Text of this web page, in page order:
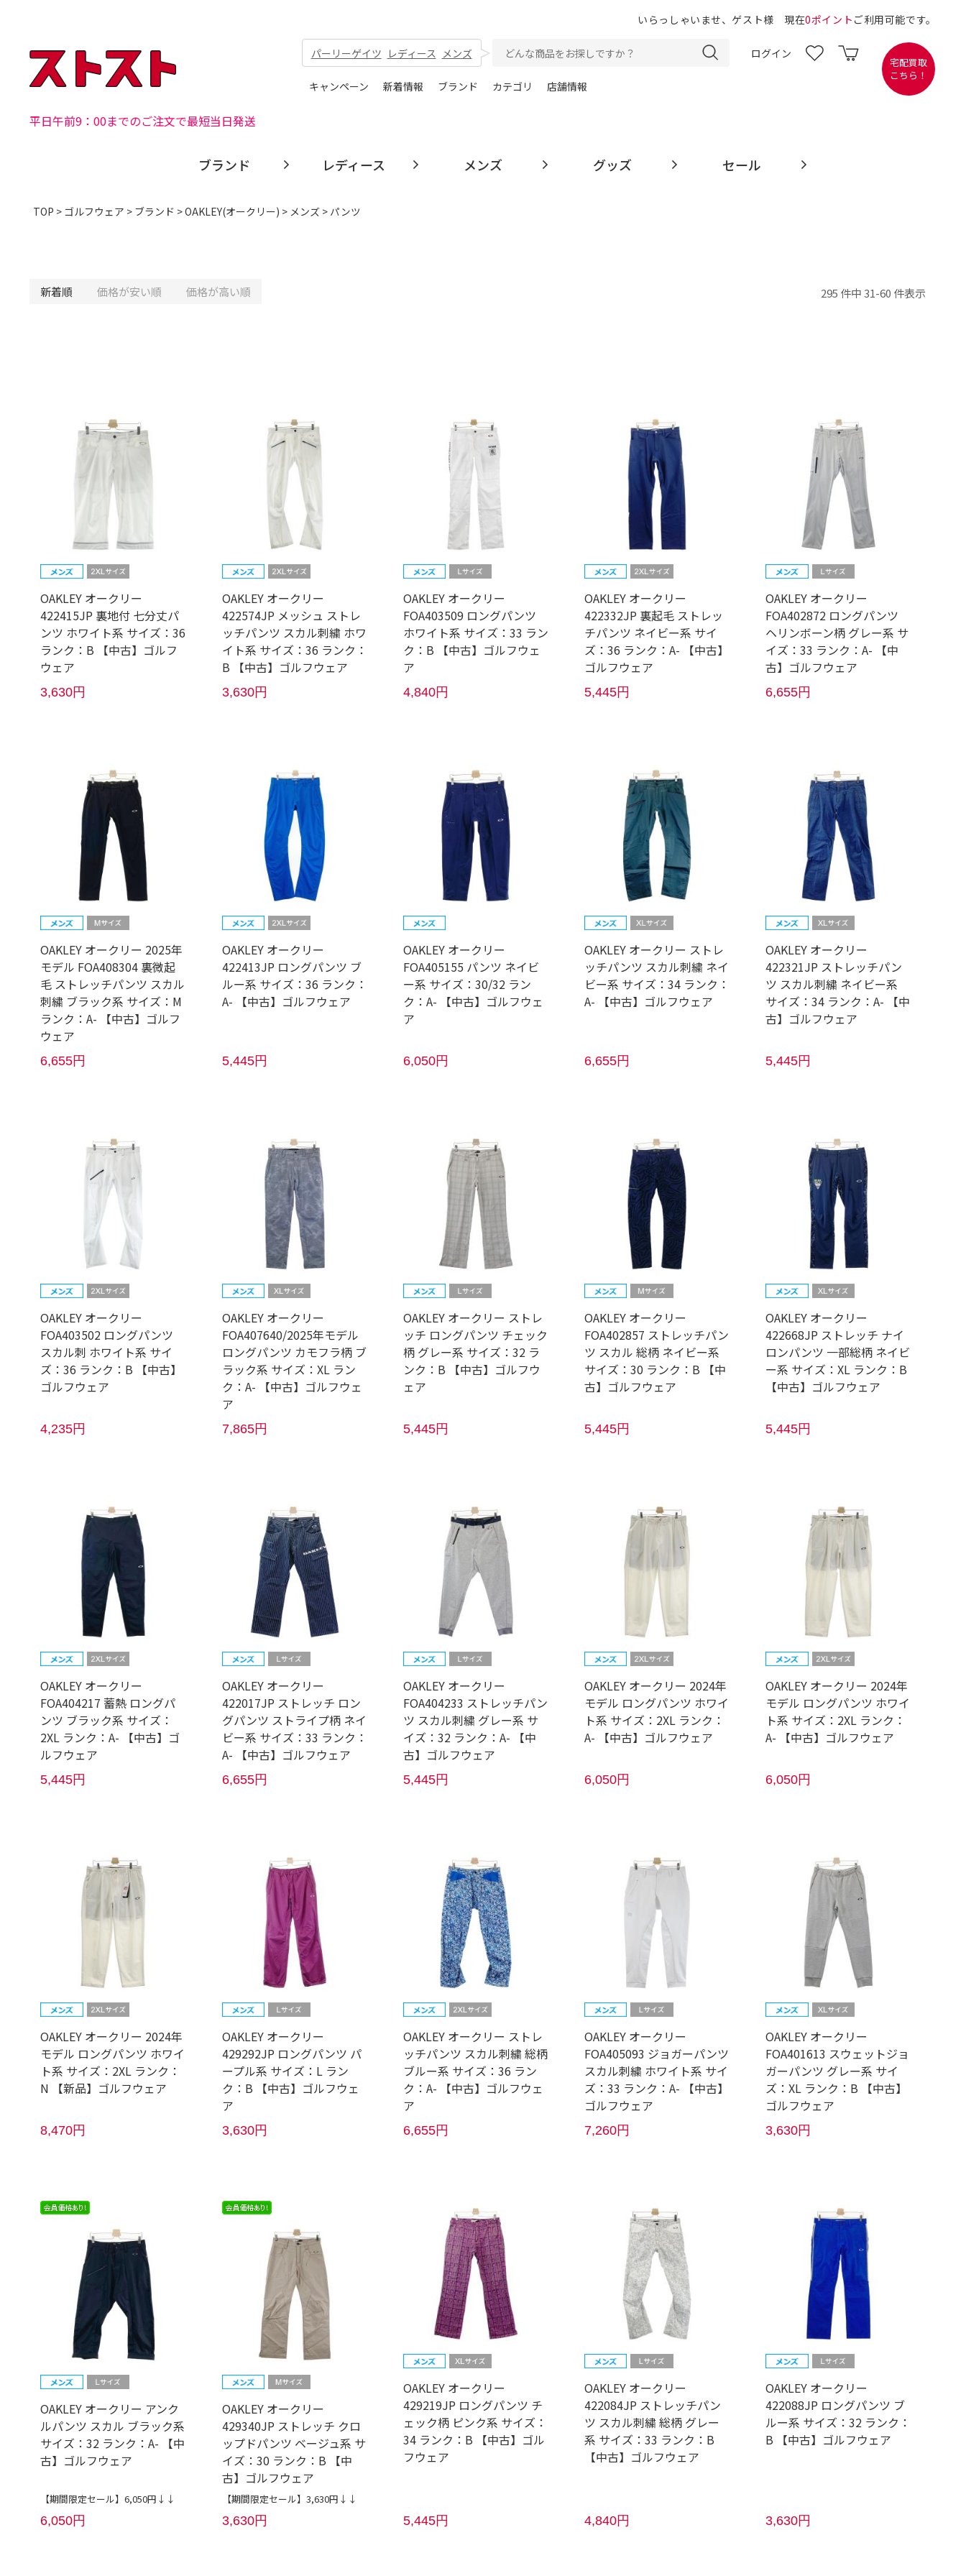
いらっしゃいませ、ゲスト様 現在0ポイント ご利用可能です。
パーリーゲイツ レディース メンズ ログイン
キャンペーン 新着情報 ブランド カテゴリ 店舗情報
宅配買取
こちら！
平日午前9：00までのご注文で最短当日発送
ブランド レディース メンズ グッズ セール
TOP > ゴルフウェア > ブランド >OAKLEY(オークリー) > メンズ > パンツ
新着順 価格が安い順 価格が高い順 295 件中 31-60 件表示
OAKLEY オークリー
422415JP 裏地付 七分丈パ
ンツ ホワイト系 サイズ：36
ランク：B 【中古】ゴルフ
ウェア
3,630円
OAKLEY オークリー
422574JP メッシュ ストレ
ッチパンツ スカル刺繍 ホワ
イト系 サイズ：36 ランク：
B 【中古】ゴルフウェア
3,630円
OAKLEY オークリー
FOA403509 ロングパンツ
ホワイト系 サイズ：33 ラン
ク：B 【中古】ゴルフウェ
ア
4,840円
OAKLEY オークリー
422332JP 裏起毛 ストレッ
チパンツ ネイビー系 サイ
ズ：36 ランク：A- 【中古】
ゴルフウェア
5,445円
OAKLEY オークリー
FOA402872 ロングパンツ
ヘリンボーン柄 グレー系 サ
イズ：33 ランク：A- 【中
古】ゴルフウェア
6,655円
OAKLEY オークリー 2025年
モデル FOA408304 裏微起
毛 ストレッチパンツ スカル
刺繍 ブラック系 サイズ：M
ランク：A- 【中古】ゴルフ
ウェア
6,655円
OAKLEY オークリー
422413JP ロングパンツ ブ
ルー系 サイズ：36 ランク：
A- 【中古】ゴルフウェア
5,445円
OAKLEY オークリー
FOA405155 パンツ ネイビ
ー系 サイズ：30/32 ラン
ク：A- 【中古】ゴルフウェ
ア
6,050円
OAKLEY オークリー ストレ
ッチパンツ スカル刺繍 ネイ
ビー系 サイズ：34 ランク：
A- 【中古】ゴルフウェア
6,655円
OAKLEY オークリー
422321JP ストレッチパン
ツ スカル刺繍 ネイビー系
サイズ：34 ランク：A- 【中
古】ゴルフウェア
5,445円
OAKLEY オークリー
FOA403502 ロングパンツ
スカル刺 ホワイト系 サイ
ズ：36 ランク：B 【中古】
ゴルフウェア
4,235円
OAKLEY オークリー
FOA407640/2025年モデル
ロングパンツ カモフラ柄 ブ
ラック系 サイズ：XL ラン
ク：A- 【中古】ゴルフウェ
ア
7,865円
OAKLEY オークリー ストレ
ッチ ロングパンツ チェック
柄 グレー系 サイズ：32 ラ
ンク：B 【中古】ゴルフウ
ェア
5,445円
OAKLEY オークリー
FOA402857 ストレッチパン
ツ スカル 総柄 ネイビー系
サイズ：30 ランク：B 【中
古】ゴルフウェア
5,445円
OAKLEY オークリー
422668JP ストレッチ ナイ
ロンパンツ 一部総柄 ネイビ
ー系 サイズ：XL ランク：B
【中古】ゴルフウェア
5,445円
OAKLEY オークリー
FOA404217 蓄熱 ロングパ
ンツ ブラック系 サイズ：
2XL ランク：A- 【中古】ゴ
ルフウェア
5,445円
OAKLEY オークリー
422017JP ストレッチ ロン
グパンツ ストライプ柄 ネイ
ビー系 サイズ：33 ランク：
A- 【中古】ゴルフウェア
6,655円
OAKLEY オークリー
FOA404233 ストレッチパン
ツ スカル刺繍 グレー系 サ
イズ：32 ランク：A- 【中
古】ゴルフウェア
5,445円
OAKLEY オークリー 2024年
モデル ロングパンツ ホワイ
ト系 サイズ：2XL ランク：
A- 【中古】ゴルフウェア
6,050円
OAKLEY オークリー 2024年
モデル ロングパンツ ホワイ
ト系 サイズ：2XL ランク：
A- 【中古】ゴルフウェア
6,050円
OAKLEY オークリー 2024年
モデル ロングパンツ ホワイ
ト系 サイズ：2XL ランク：
N 【新品】ゴルフウェア
8,470円
OAKLEY オークリー
429292JP ロングパンツ パ
ープル系 サイズ：L ラン
ク：B 【中古】ゴルフウェ
ア
3,630円
OAKLEY オークリー ストレ
ッチパンツ スカル刺繍 総柄
ブルー系 サイズ：36 ラン
ク：A- 【中古】ゴルフウェ
ア
6,655円
OAKLEY オークリー
FOA405093 ジョガーパンツ
スカル刺繍 ホワイト系 サイ
ズ：33 ランク：A- 【中古】
ゴルフウェア
7,260円
OAKLEY オークリー
FOA401613 スウェットジョ
ガーパンツ グレー系 サイ
ズ：XL ランク：B 【中古】
ゴルフウェア
3,630円
OAKLEY オークリー アンク
ルパンツ スカル ブラック系
サイズ：32 ランク：A- 【中
古】ゴルフウェア
【期間限定セール】6,050円↓↓
6,050円
OAKLEY オークリー
429340JP ストレッチ クロ
ップドパンツ ベージュ系 サ
イズ：30 ランク：B 【中
古】ゴルフウェア
【期間限定セール】3,630円↓↓
3,630円
OAKLEY オークリー
429219JP ロングパンツ チ
ェック柄 ピンク系 サイズ：
34 ランク：B 【中古】ゴル
フウェア
5,445円
OAKLEY オークリー
422084JP ストレッチパン
ツ スカル刺繍 総柄 グレー
系 サイズ：33 ランク：B
【中古】ゴルフウェア
4,840円
OAKLEY オークリー
422088JP ロングパンツ ブ
ルー系 サイズ：32 ランク：
B 【中古】ゴルフウェア
3,630円